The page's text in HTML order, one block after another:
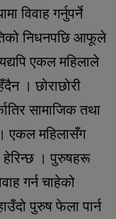
विवाह गर्नुपर्ने
निधनपछि आफूले
एकल महिलाले
। छोराछोरी
सामाजिक तथा
एकल महिलासँग
हेरिन्छ । पुरुषहरू
गर्न चाहेको
पुरुष फेला पार्न